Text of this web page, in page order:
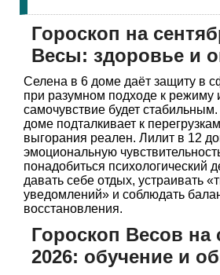
Гороскоп на
Весы: здоровье и
Селена в 6 доме даёт защиту в
при разумном подходе к режиму
самочувствие будет
доме подталкивает к
выгорания реален. Лилит в 12
эмоциональную
понадобиться психологический
давать себе отдых, устраивать
уведомлений» и соблюдать
восстановления.
Гороскоп Весов на
2026: обучение и